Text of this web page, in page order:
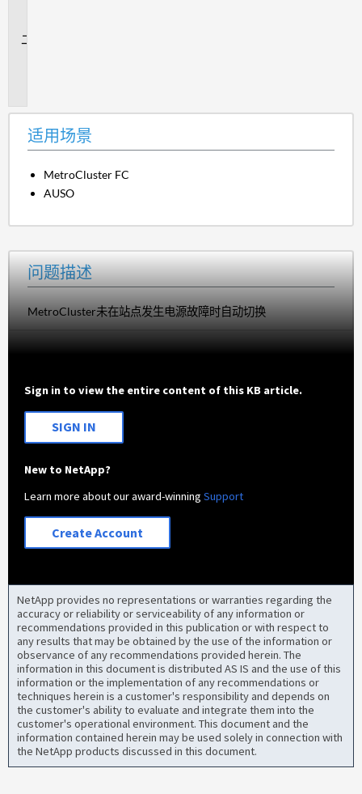
适用场景
MetroCluster FC
AUSO
问题描述
MetroCluster未在站点发生电源故障时自动切换
Sign in to view the entire content of this KB article.
SIGN IN
New to NetApp?
Learn more about our award-winningSupport
Create Account
NetApp provides no representations or warranties regarding the
accuracy or reliability or serviceability of any information or
recommendations provided in this publication or with respect to
any results that may be obtained by the use of the information or
observance of any recommendations provided herein. The
information in this document is distributed AS IS and the use of this
information or the implementation of any recommendations or
techniques herein is a customer's responsibility and depends on
the customer's ability to evaluate and integrate them into the
customer's operational environment. This document and the
information contained herein may be used solely in connection with
the NetApp products discussed in this document.